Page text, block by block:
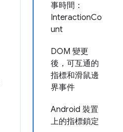
事時間：
InteractionCo
unt
DOM 變更
後，可互通的
指標和滑鼠邊
界事件
Android 裝置
上的指標鎖定